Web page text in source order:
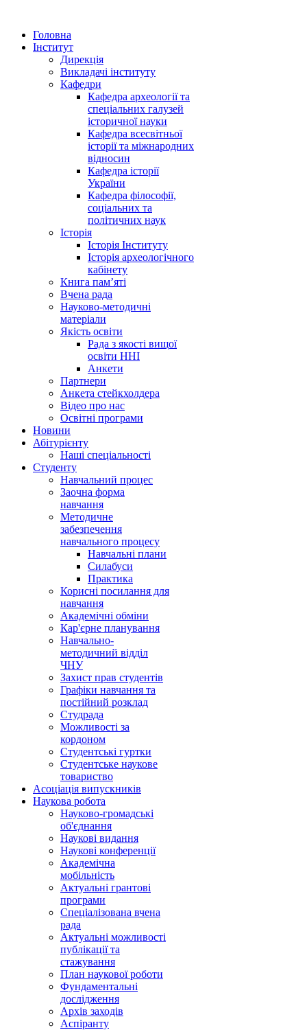
Головна
Інститут
Дирекція
Викладачі інституту
Кафедри
Кафедра археології та
спеціальних галузей
історичної науки
Кафедра всесвітньої
історії та міжнародних
відносин
Кафедра історії
України
Кафедра філософії,
соціальних та
політичних наук
Історія
Історія Інституту
Історія археологічного
кабінету
Книга памʼяті
Вчена рада
Науково-методичні
матеріали
Якість освіти
Рада з якості вищої
освіти ННІ
Анкети
Партнери
Анкета стейкхолдера
Відео про нас
Освітні програми
Hовини
Абітурієнту
Наші спеціальності
Студенту
Навчальний процес
Заочна форма
навчання
Методичне
забезпечення
навчального процесу
Навчальні плани
Силабуси
Практика
Корисні посилання для
навчання
Академічні обміни
Кар'єрне планування
Навчально-
методичний відділ
ЧНУ
Захист прав студентів
Графіки навчання та
постійний розклад
Студрада
Можливості за
кордоном
Студентські гуртки
Студентське наукове
товариство
Асоціація випускників
Наукова робота
Науково-громадські
об'єднання
Наукові видання
Наукові конференції
Академічна
мобільність
Актуальні грантові
програми
Спеціалізована вчена
рада
Актуальні можливості
публікації та
стажування
План наукової роботи
Фундаментальні
дослідження
Архів заходів
Аспіранту